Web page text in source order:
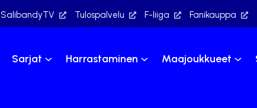
SalibandyTV Tulospalvelu F-liiga Fanikauppa
Sarjat Harrastaminen Maajoukkueet